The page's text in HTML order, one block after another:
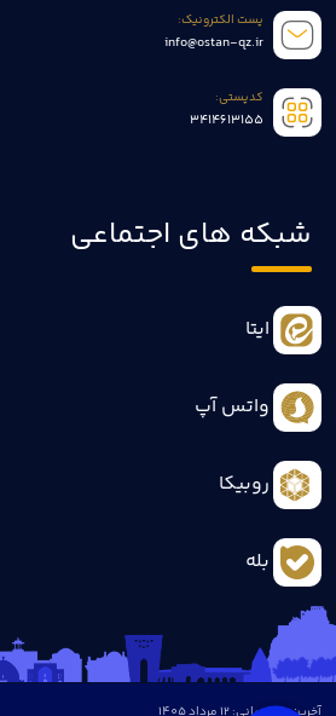
پست الکترونیک:
info@ostan-qz.ir
کدپستی:
3414613155
شبکه های اجتماعی
ایتا
واتس آپ
روبیکا
بله